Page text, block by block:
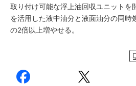
取り付け可能な浮上油回収ユニットを
を活用した液中油分と液面油分の同時
の2倍以上増やせる。